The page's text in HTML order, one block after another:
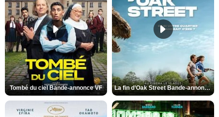
Tombé du ciel Bande-annonce VF La fin d’Oak Street Bande-annonce VO STFR